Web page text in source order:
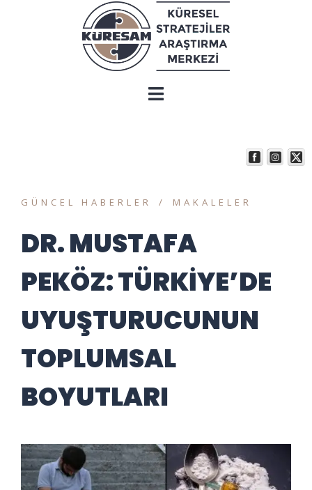
GÜNCEL HABERLER MAKALELER
DR. MUSTAFA
PEKÖZ: TÜRKİYE’DE
UYUŞTURUCUNUN
TOPLUMSAL
BOYUTLARI